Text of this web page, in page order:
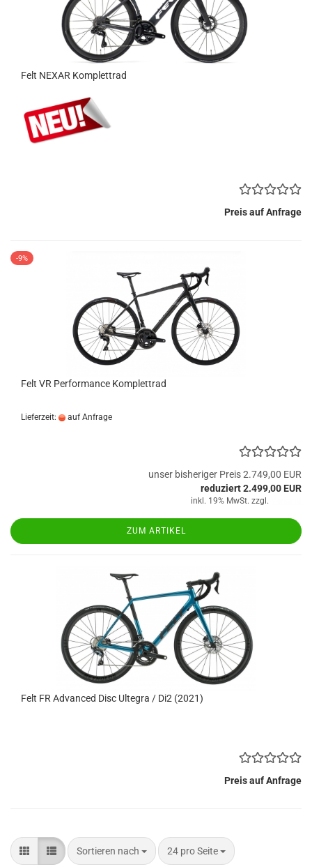
Felt NEXAR Komplettrad
Preis auf Anfrage
-9%
Felt VR Performance Komplettrad
Lieferzeit: auf Anfrage
unser bisheriger Preis 2.749,00 EUR
reduziert 2.499,00 EUR
inkl. 19% MwSt. zzgl.
ZUM ARTIKEL
Felt FR Advanced Disc Ultegra / Di2 (2021)
Preis auf Anfrage
Sortieren nach
Sortieren nach 24 pro Seite
pro Seite